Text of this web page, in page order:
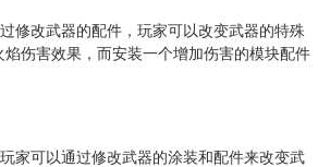
修改武器的配件，玩家可以改变武器的特殊
伤害效果，而安装一个增加伤害的模块配件
家可以通过修改武器的涂装和配件来改变武